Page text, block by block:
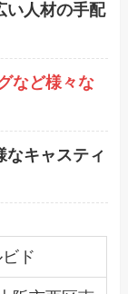
い人材の手配
など様々な
なキャスティ
ド